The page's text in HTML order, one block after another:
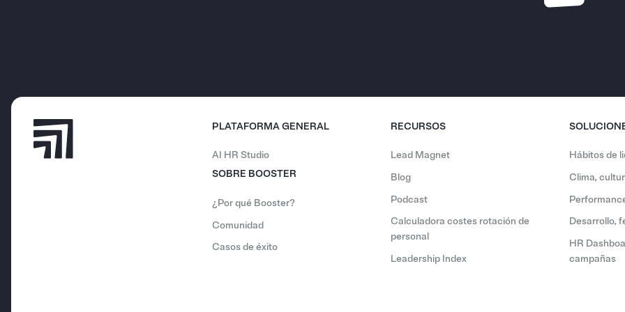
PLATAFORMA GENERAL
AI HR Studio
SOBRE BOOSTER
¿Por qué Booster?
Comunidad
Casos de éxito
RECURSOS
Lead Magnet
Blog
Podcast
Calculadora costes rotación de
personal
Leadership Index
Hábitos de
Clima,
Desarrollo,
HR
campañas